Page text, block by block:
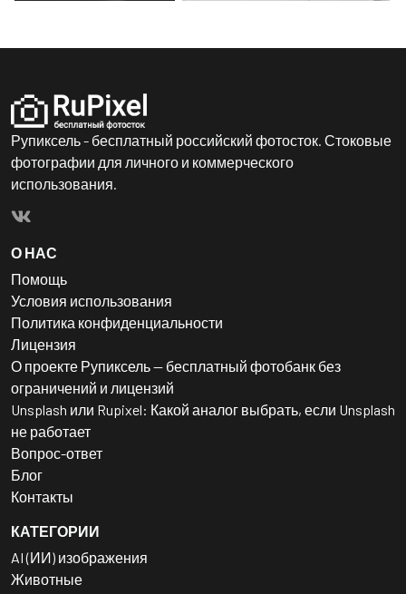
Рупиксель - бесплатный российский фотосток. Стоковые
фотографии для личного и коммерческого
использования.
О НАС
Помощь
Условия использования
Политика конфиденциальности
Лицензия
О проекте Рупиксель — бесплатный фотобанк без
ограничений и лицензий
Unsplash или Rupixel: Какой аналог выбрать, если Unsplash
не работает
Вопрос-ответ
Блог
Контакты
КАТЕГОРИИ
AI (ИИ) изображения
Животные